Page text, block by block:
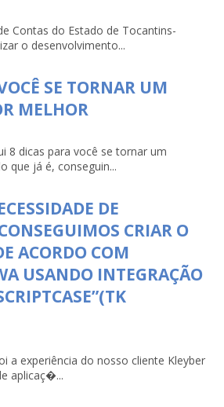
Contas do Estado de Tocantins-
o desenvolvimento...
SE TORNAR UM
MELHOR
8 dicas para você se tornar um
que já é, conseguin...
DE
CRIAR O
ACORDO COM
USANDO INTEGRAÇÃO
a experiência do nosso cliente Kleyber
aplicaç�...